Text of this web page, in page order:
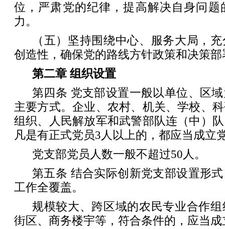
位，严肃党的纪律，提高解决自身问题
力。
（五）坚持围绕中心、服务大局，
创造性，确保党的路线方针政策和决策
第二章 组织设置
第四条 党支部设置一般以单位、区
主要方式。企业、农村、机关、学校、
组织、人民解放军和武警部队连（中）
凡是有正式党员3人以上的，都应当成立
党支部党员人数一般不超过50人。
第五条 结合实际创新党支部设置形
工作全覆盖。
规模较大、跨区域的农民专业合作
街区、商务楼宇等，符合条件的，应当